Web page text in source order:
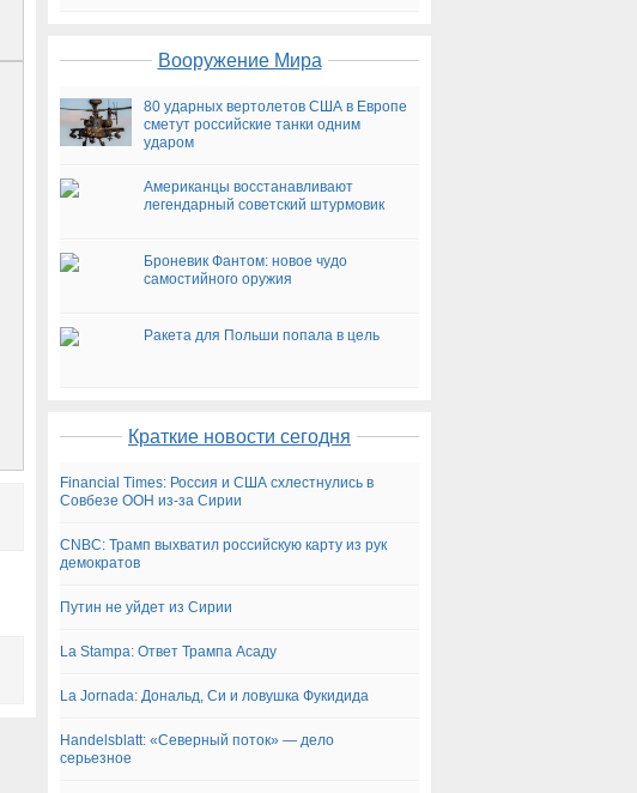
Вооружение Мира
80 ударных вертолетов США в Европе
сметут российские танки одним
ударом
Американцы восстанавливают
легендарный советский штурмовик
Броневик Фантом: новое чудо
самостийного оружия
Ракета для Польши попала в цель
Краткие новости сегодня
Financial Times: Россия и США схлестнулись в
Совбезе ООН из-за Сирии
CNBC: Трамп выхватил российскую карту из рук
демократов
Путин не уйдет из Сирии
La Stampa: Ответ Трампа Асаду
La Jornada: Дональд, Си и ловушка Фукидида
Handelsblatt: «Северный поток» — дело
серьезное